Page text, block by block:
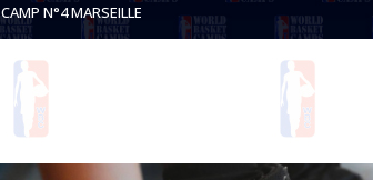
CAMP N°4 MARSEILLE